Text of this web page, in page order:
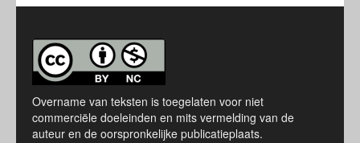
Overname van teksten is toegelaten voor niet
commerciële doeleinden en mits vermelding van de
auteur en de oorspronkelijke publicatieplaats.